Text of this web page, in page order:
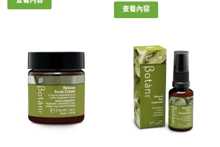
查看內容